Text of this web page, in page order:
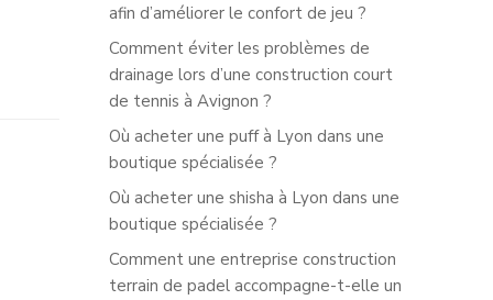
afin d’améliorer le confort de jeu ?
Comment éviter les problèmes de
drainage lors d’une construction court
de tennis à Avignon ?
Où acheter une puff à Lyon dans une
boutique spécialisée ?
Où acheter une shisha à Lyon dans une
boutique spécialisée ?
Comment une entreprise construction
terrain de padel accompagne-t-elle un